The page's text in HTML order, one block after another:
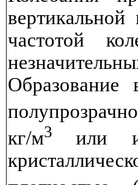
частотой
Образование
кг/м3или